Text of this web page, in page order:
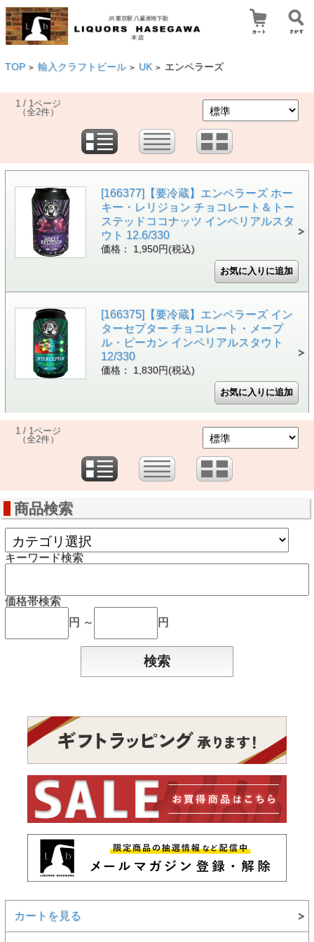
TOP > 輸入クラフトビール > UK > エンペラーズ
1 / 1ページ
（全2件）
[166377]【要冷蔵】エンペラーズ ホー
キー・レリジョン チョコレート＆トー
ステッドココナッツ インペリアルスタ
ウト 12.6/330
価格： 1,950円(税込)
[166375]【要冷蔵】エンペラーズ イン
ターセプター チョコレート・メープ
ル・ピーカン インペリアルスタウト
12/330
価格： 1,830円(税込)
1 / 1ページ
（全2件）
商品検索
キーワード検索
価格帯検索
円 ～
円
カートを見る